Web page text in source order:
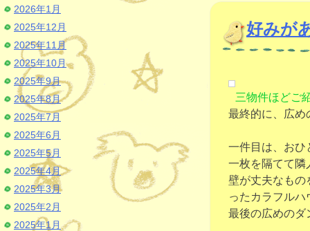
好みが
三物件ほどご
最終的に、広め
一件目は、おひ
一枚を隔てて隣
壁が丈夫なもの
ったカラフル
最後の広めのダ
2026年1月
2025年12月
2025年11月
2025年10月
2025年9月
2025年8月
2025年7月
2025年6月
2025年5月
2025年4月
2025年3月
2025年2月
2025年1月